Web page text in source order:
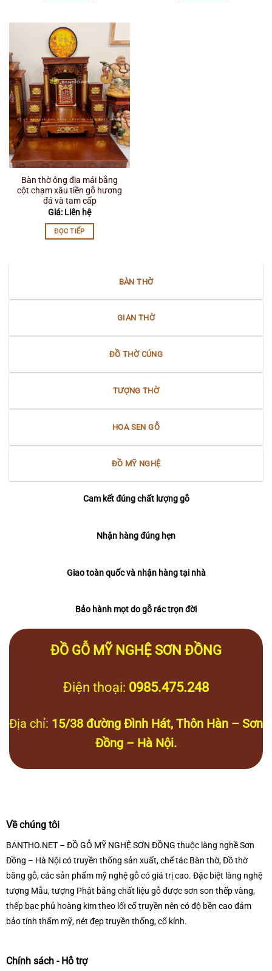
Bàn thờ ông địa mái bằng
cột chạm xâu tiền gỗ hương
đá và tam cấp
Giá: Liên hệ
ĐỌC TIẾP
BÀN THỜ
GIAN THỜ
ĐỒ THỜ CÚNG
TƯỢNG THỜ
HOA SEN GỖ
ĐỒ MỸ NGHỆ
Cam kết đúng chất lượng gỗ
Nhận hàng đúng hẹn
Giao toàn quốc và nhận hàng tại nhà
Bảo hành mọt do gỗ rác trọn đời
ĐỒ GỖ MỸ NGHỆ SƠN ĐỒNG
Điện thoại: 0985.475.248
Địa chỉ: 15/38 đường Đình Hát, Thôn Hàn – Sơn
Đồng – Hà Nội.
Về chúng tôi
BANTHO.NET – ĐỒ GỖ MỸ NGHỆ SƠN ĐỒNG thuộc làng nghề Sơn
Đồng – Hà Nội có truyền thống sản xuất, chế tác Bàn thờ, Đồ thờ
bằng gỗ, các sản phẩm mỹ nghệ gỗ có giá trị cao. Đặc biệt làng nghệ
tượng Mẫu, tượng Phật bằng chất liệu gỗ được sơn son thếp vàng,
thếp bạc phủ hoàng kim theo lối cổ truyền nên có độ bền cao đảm
bảo tính thẩm mỹ, nét đẹp truyền thống, cổ kính.
Chính sách - Hỗ trợ